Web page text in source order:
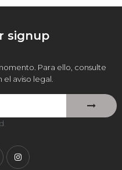
signup
Para ello, consulte
aviso legal.
TwitterInstagram